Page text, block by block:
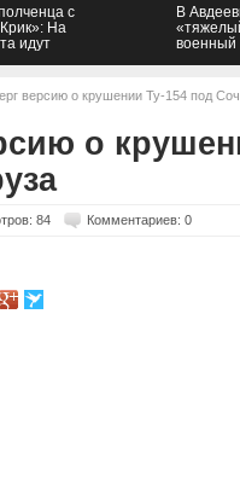
с
На
идут
В
версию о крушении Ту-154 под
о
84 Комментариев: 0